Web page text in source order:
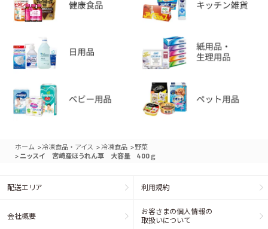
ホーム >冷凍食品・アイス > 冷凍食品 >野菜
> ニッスイ 宮崎産ほうれん草 大容量 400ｇ
配送エリア 利用規約
会社概要
お客さまの個人情報の
取扱いについて